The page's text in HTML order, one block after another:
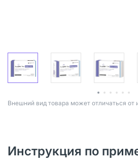
Bнешний вид товара может отличаться от
Инструкция по